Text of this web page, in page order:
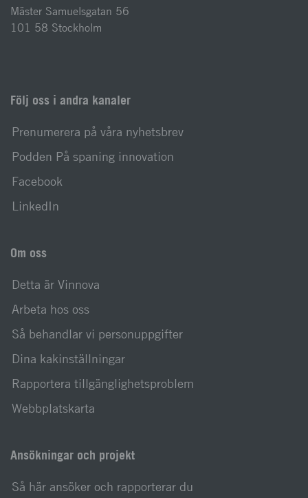
Mäster Samuelsgatan 56
101 58 Stockholm
Följ oss i andra kanaler
Prenumerera på våra nyhetsbrev
Podden På spaning innovation
Facebook
LinkedIn
Om oss
Detta är Vinnova
Arbeta hos oss
Så behandlar vi personuppgifter
Dina kakinställningar
Rapportera tillgänglighetsproblem
Webbplatskarta
Ansökningar och projekt
Så här ansöker och rapporterar du